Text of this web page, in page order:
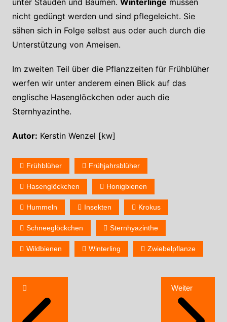
unter Stauden und Bäumen. Winterlinge müssen
nicht gedüngt werden und sind pflegeleicht. Sie
sähen sich in Folge selbst aus oder auch durch die
Unterstützung von Ameisen.
Im zweiten Teil über die Pflanzzeiten für Frühblüher
werfen wir unter anderem einen Blick auf das
englische Hasenglöckchen oder auch die
Sternhyazinthe.
Autor: Kerstin Wenzel [kw]
Frühblüher Frühjahrsblüher
Hasenglöckchen Honigbienen
Hummeln Insekten Krokus
Schneeglöckchen Sternhyazinthe
Wildbienen Winterling Zwiebelpflanze
Weiter